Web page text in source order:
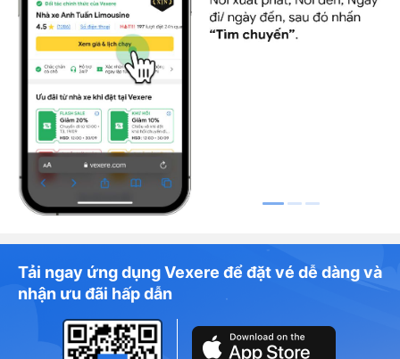
Tải ngay ứng dụng Vexere để đặt vé dễ dàng và
nhận ưu đãi hấp dẫn